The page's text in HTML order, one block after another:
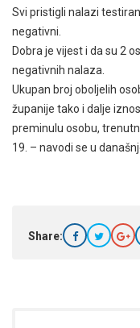
Svi pristigli nalazi
negativni.
Dobra je vijest i da su 2
negativnih nalaza.
Ukupan broj oboljelih
županije tako i dalje
preminulu osobu,
19. – navodi se u
Share: